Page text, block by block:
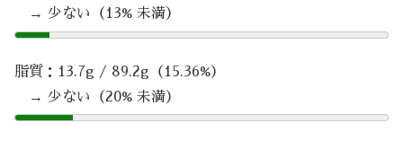
→ 少ない（13% 未満）
脂質：13.7g / 89.2g（15.36%）
→ 少ない（20% 未満）